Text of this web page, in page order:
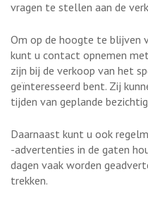
vragen te stellen aan de
Om op de hoogte te blijven
kunt u contact opnemen
zijn bij de verkoop van het
geïnteresseerd bent. Zij
tijden van geplande
Daarnaast kunt u ook
-advertenties in de gaten
dagen vaak worden
trekken.